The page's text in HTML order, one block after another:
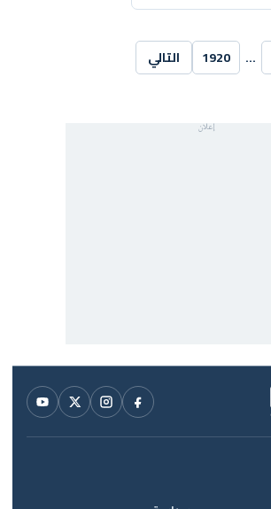
…
1920 التالي